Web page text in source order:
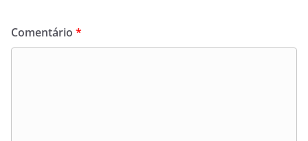
Comentário *